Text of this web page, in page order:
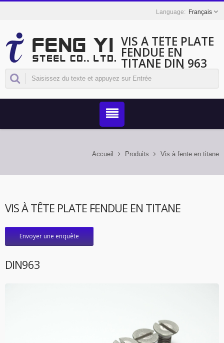
Français
VIS À TÊTE PLATE
FENDUE EN
TITANE DIN 963
DE QUALITÉ
SUPÉRIEURE POUR
DES
APPLICATIONS
Accueil Produits Vis à fente en titane
VIS À TÊTE PLATE FENDUE EN TITANE
Envoyer une enquête
DIN963